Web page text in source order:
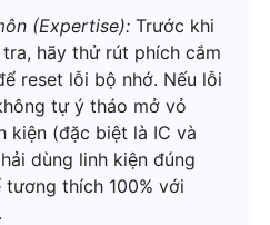
(Expertise): Trước khi
hãy thử rút phích cắm
reset lỗi bộ nhớ. Nếu lỗi
tự ý tháo mở vỏ
kiện (đặc biệt là IC và
dùng linh kiện đúng
thích 100% với